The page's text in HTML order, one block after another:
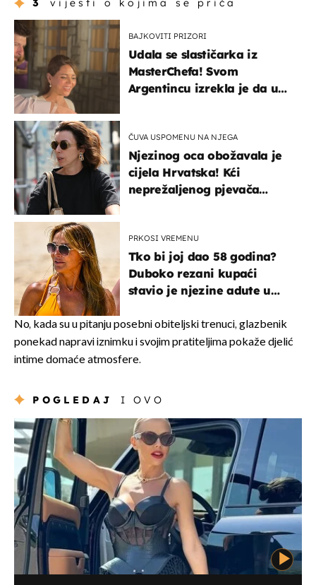
3 vijesti o kojima se priča
BAJKOVITI PRIZORI
Udala se slastičarka iz
MasterChefa! Svom
Argentincu izrekla je da u
ČUVA USPOMENU NA NJEGA
Njezinog oca obožavala je
cijela Hrvatska! Kći
neprežaljenog pjevača
PRKOSI VREMENU
Tko bi joj dao 58 godina?
Duboko rezani kupaći
stavio je njezine adute u
No, kada su u pitanju posebni obiteljski trenuci, glazbenik
ponekad napravi iznimku i svojim pratiteljima pokaže djelić
intime domaće atmosfere.
POGLEDAJ I OVO